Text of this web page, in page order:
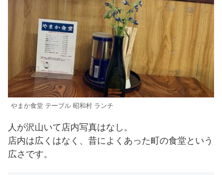
やまか食堂 テーブル 昭和村 ランチ
人が沢山いて店内写真はなし。
店内は広くはなく、昔によくあった町の食堂という
広さです。